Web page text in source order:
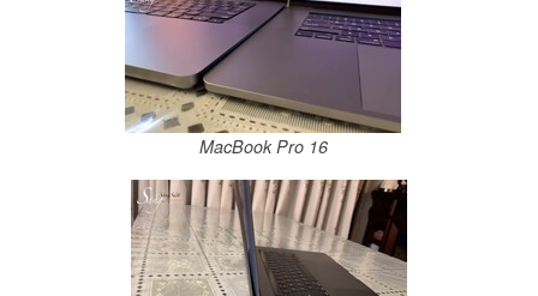
MacBook Pro 16